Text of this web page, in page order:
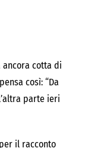
ancora cotta di
così: “Da
parte ieri
il racconto